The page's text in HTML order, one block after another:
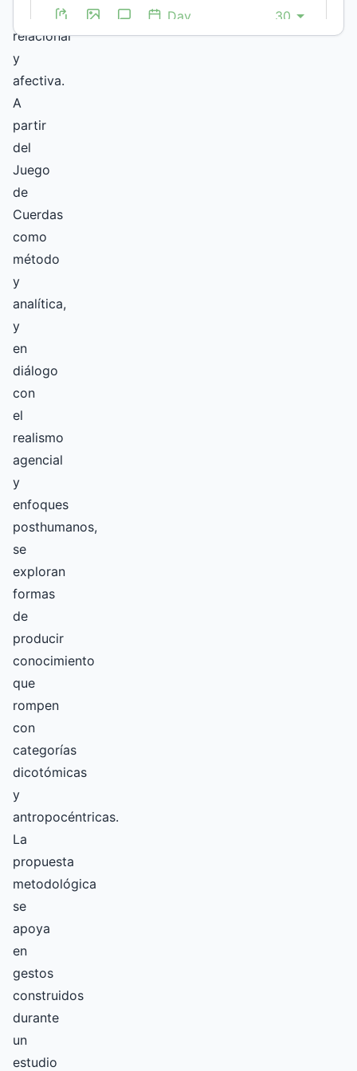
práctica
relacional
y
afectiva.
A
partir
del
Juego
de
Cuerdas
como
método
y
analítica,
y
en
diálogo
con
el
realismo
agencial
y
enfoques
posthumanos,
se
exploran
formas
de
producir
conocimiento
que
rompen
con
categorías
dicotómicas
y
antropocéntricas.
La
propuesta
metodológica
se
apoya
en
gestos
construidos
durante
un
estudio